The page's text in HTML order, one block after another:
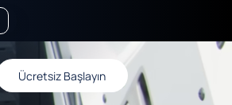
Ücretsiz Başlayın